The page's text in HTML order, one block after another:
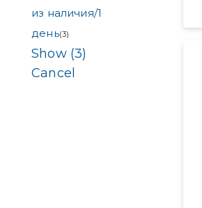
из наличия/1
день(3)
Show (3)
Cancel